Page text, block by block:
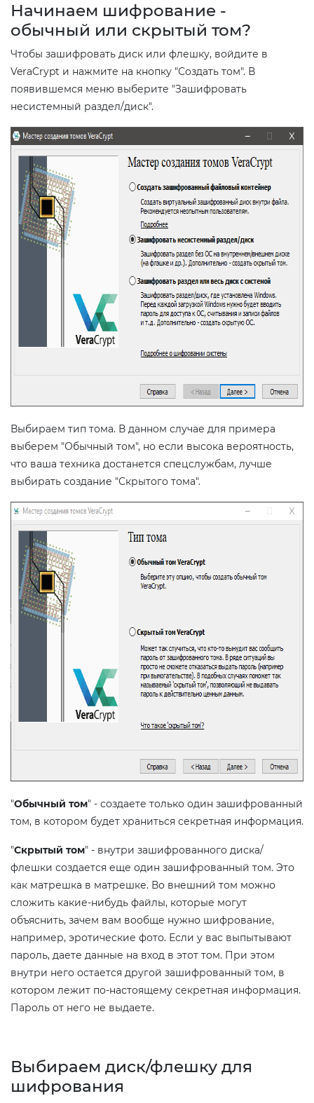
Начинаем шифрование -
обычный или скрытый том?
Чтобы зашифровать диск или флешку, войдите в
VeraCrypt и нажмите на кнопку "Создать том". В
появившемся меню выберите "Зашифровать
несистемный раздел/диск".
Выбираем тип тома. В данном случае для примера
выберем "Обычный том", но если высока вероятность,
что ваша техника достанется спецслужбам, лучше
выбирать создание "Скрытого тома".
"Обычный том" - создаете только один зашифрованный
том, в котором будет храниться секретная информация.
"Скрытый том" - внутри зашифрованного диска/
флешки создается еще один зашифрованный том. Это
как матрешка в матрешке. Во внешний том можно
сложить какие-нибудь файлы, которые могут
объяснить, зачем вам вообще нужно шифрование,
например, эротические фото. Если у вас выпытывают
пароль, даете данные на вход в этот том. При этом
внутри него остается другой зашифрованный том, в
котором лежит по-настоящему секретная информация.
Пароль от него не выдаете.
Выбираем диск/флешку для
шифрования